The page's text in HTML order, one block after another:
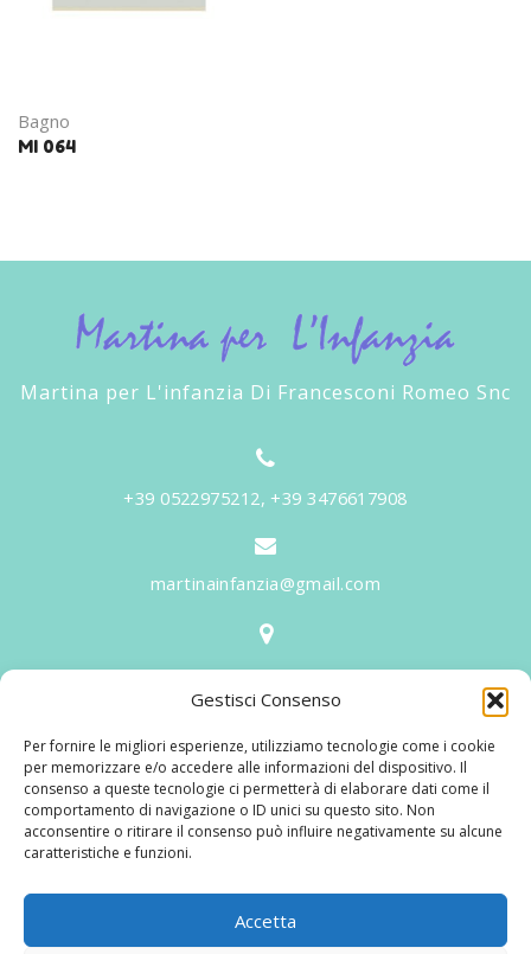
Gestisci Consenso
Per fornire le migliori esperienze, utilizziamo tecnologie come i cookie
per memorizzare e/o accedere alle informazioni del dispositivo. Il
consenso a queste tecnologie ci permetterà di elaborare dati come il
comportamento di navigazione o ID unici su questo sito. Non
acconsentire o ritirare il consenso può influire negativamente su alcune
caratteristiche e funzioni.
Accetta
Bagno
MI 064
Martina per L'infanzia Di Francesconi Romeo Snc
+39 0522975212, +39 3476617908
martinainfanzia@gmail.com
V.le Tiziano, 20 - 42046 Reggiolo
Martina per l'Infanzia, un nome ed un progetto che
nasce prima di tutto da una provata esperienza
maturata sul campo dal suo fondatore in 25 anni di
lavoro. La didattica rivolta al bambino nei suoi primi
aggiornandone continuamente i progetti educativi.